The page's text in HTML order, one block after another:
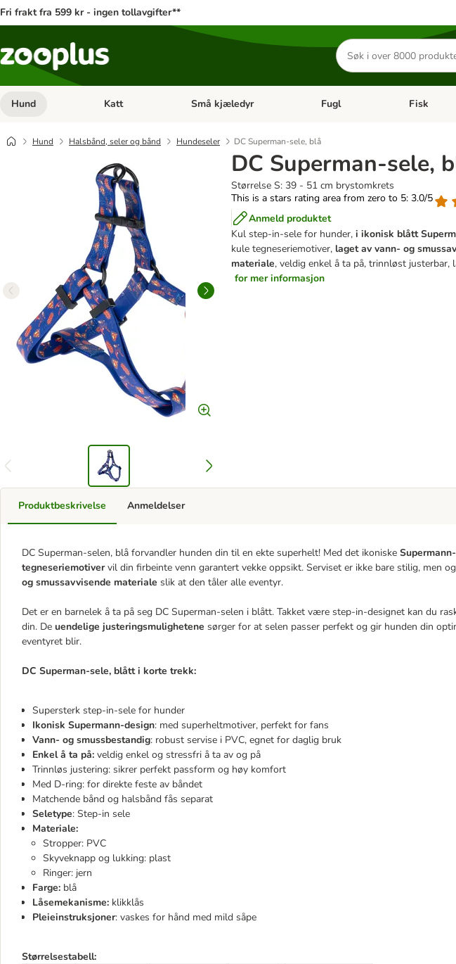
Fri frakt fra 599 kr - ingen tollavgifter**
Søk
etter
produkter
Hund Åpne kategorimeny: Hund
Katt Åpne kategorimeny: Katt
Små kjæledyr Åpne kategorimeny: Små kjæledyr
Fugl Åpne
Fisk
Hund Halsbånd, seler og bånd Hundeseler DC Superman-sele, blå
DC Superman-sele,
Størrelse S: 39 - 51 cm brystomkrets
This is a stars rating area from zero to 5: 3.0/5
Anmeld produktet
Kul step-in-sele for hunder,i ikonisk blått
kule tegneseriemotiver, laget av vann- og
materiale, veldig enkel å ta på, trinnløst justerbar,
for mer informasjon
Produktbeskrivelse
DC Superman-selen, blå forvandler hunden din til en ekte superhelt! Med det ikoniske
tegneseriemotivervil din firbeinte venn garantert vekke oppsikt. Serviset er ikke bare stilig, men
og smussavvisende materiale slik at den tåler alle eventyr.
Det er en barnelek å ta på seg DC Superman-selen i blått. Takket være step-in-designet kan du
din. De uendelige justeringsmulighetene sørger for at selen passer perfekt og gir hunden din
eventyret blir.
DC Superman-sele, blått i korte trekk:
Supersterk step-in-sele for hunder
Ikonisk Supermann-design: med superheltmotiver, perfekt for fans
Vann- og smussbestandig: robust servise i PVC, egnet for daglig bruk
Enkel å ta på: veldig enkel og stressfri å ta av og på
Trinnløs justering: sikrer perfekt passform og høy komfort
Med D-ring: for direkte feste av båndet
Matchende bånd og halsbånd fås separat
Seletype: Step-in sele
Materiale:
Stropper: PVC
Skyveknapp og lukking: plast
Ringer: jern
Farge: blå
Låsemekanisme: klikklås
Pleieinstruksjoner: vaskes for hånd med mild såpe
Størrelsestabell:
Anmeldelser